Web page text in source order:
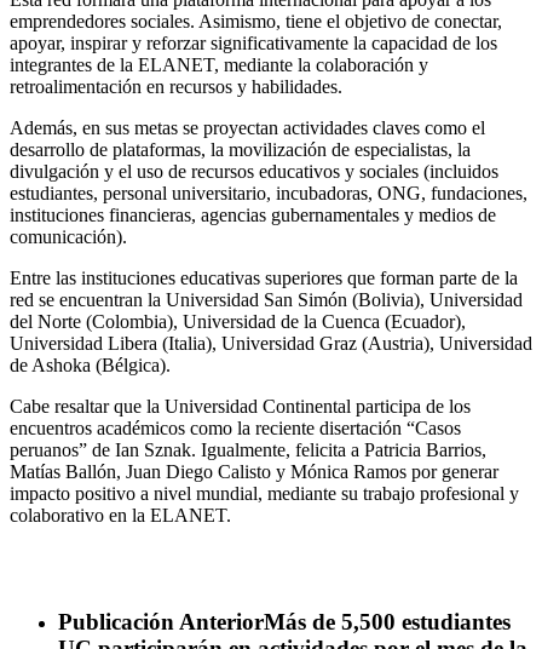
emprendedores sociales. Asimismo, tiene el objetivo de conectar,
apoyar, inspirar y reforzar significativamente la capacidad de los
integrantes de la ELANET, mediante la colaboración y
retroalimentación en recursos y habilidades.
Además, en sus metas se proyectan actividades claves como el
desarrollo de plataformas, la movilización de especialistas, la
divulgación y el uso de recursos educativos y sociales (incluidos
estudiantes, personal universitario, incubadoras, ONG, fundaciones,
instituciones financieras, agencias gubernamentales y medios de
comunicación).
Entre las instituciones educativas superiores que forman parte de la
red se encuentran la Universidad San Simón (Bolivia), Universidad
del Norte (Colombia), Universidad de la Cuenca (Ecuador),
Universidad Libera (Italia), Universidad Graz (Austria), Universidad
de Ashoka (Bélgica).
Cabe resaltar que la Universidad Continental participa de los
encuentros académicos como la reciente disertación “Casos
peruanos” de Ian Sznak. Igualmente, felicita a Patricia Barrios,
Matías Ballón, Juan Diego Calisto y Mónica Ramos por generar
impacto positivo a nivel mundial, mediante su trabajo profesional y
colaborativo en la ELANET.
Publicación AnteriorMás de 5,500 estudiantes